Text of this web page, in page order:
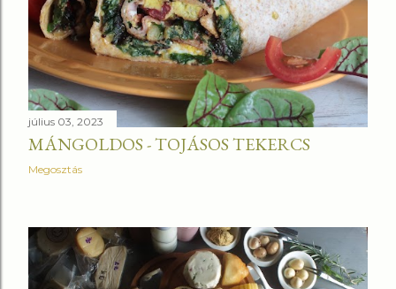
július 03, 2023
MÁNGOLDOS - TOJÁSOS TEKERCS
Megosztás